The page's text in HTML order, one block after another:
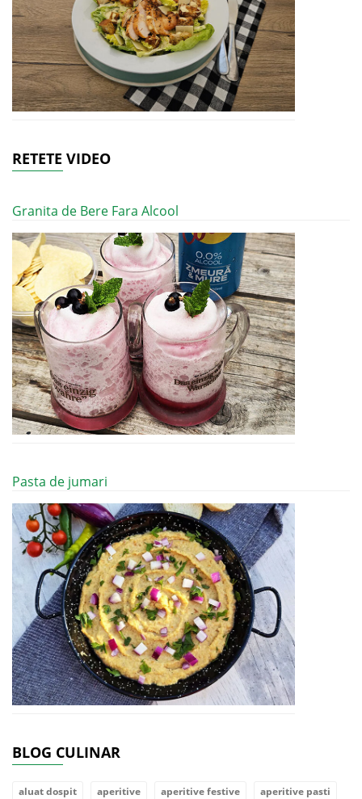
RETETE VIDEO
Granita de Bere Fara Alcool
Pasta de jumari
BLOG CULINAR
aluat dospit aperitive aperitive festive
aperitive pasti